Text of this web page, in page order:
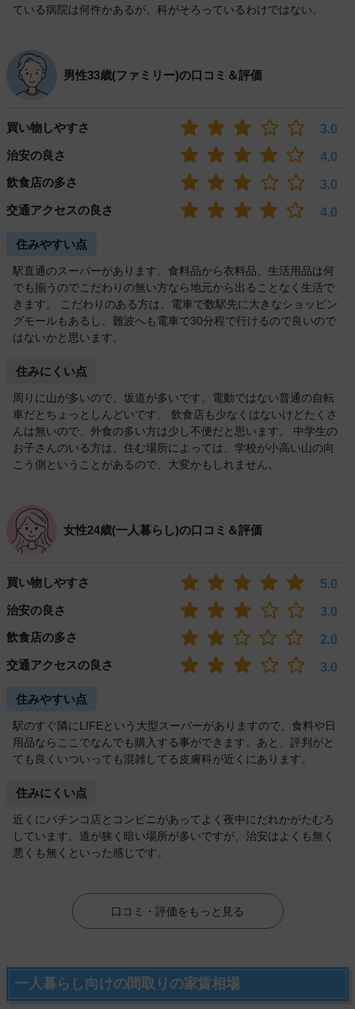
ている病院は何件かあるが、科がそろっているわけではない。
男性33歳(ファミリー)の口コミ＆評価
買い物しやすさ
3.0
治安の良さ
4.0
飲食店の多さ
3.0
交通アクセスの良さ
4.0
住みやすい点
駅直通のスーパーがあります。食料品から衣料品、生活用品は何
でも揃うのでこだわりの無い方なら地元から出ることなく生活で
きます。 こだわりのある方は、電車で数駅先に大きなショッピン
グモールもあるし、難波へも電車で30分程で行けるので良いので
はないかと思います。
住みにくい点
周りに山が多いので、坂道が多いです。電動ではない普通の自転
車だとちょっとしんどいです。 飲食店も少なくはないけどたくさ
んは無いので、外食の多い方は少し不便だと思います。 中学生の
お子さんのいる方は、住む場所によっては、学校が小高い山の向
こう側ということがあるので、大変かもしれません。
女性24歳(一人暮らし)の口コミ＆評価
買い物しやすさ
5.0
治安の良さ
3.0
飲食店の多さ
2.0
交通アクセスの良さ
3.0
住みやすい点
駅のすぐ隣にLIFEという大型スーパーがありますので、食料や日
用品ならここでなんでも購入する事ができます。あと、評判がと
ても良くいついっても混雑してる皮膚科が近くにあります。
住みにくい点
近くにパチンコ店とコンビニがあってよく夜中にだれかがたむろ
しています。道が狭く暗い場所が多いですが、治安はよくも無く
悪くも無くといった感じです。
口コミ・評価をもっと見る
一人暮らし向けの間取りの家賃相場